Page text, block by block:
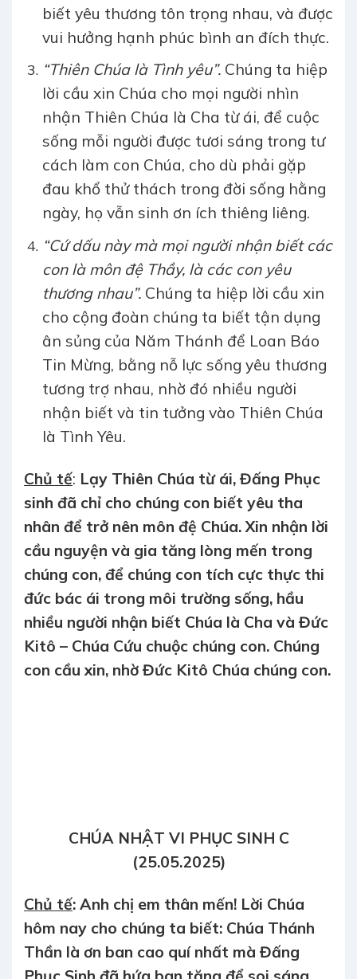
biết yêu thương tôn trọng nhau, và được
vui hưởng hạnh phúc bình an đích thực.
“Thiên Chúa là Tình yêu”.Chúng ta hiệp
lời cầu xin Chúa cho mọi người nhìn
nhận Thiên Chúa là Cha từ ái, để cuộc
sống mỗi người được tươi sáng trong tư
cách làm con Chúa, cho dù phải gặp
đau khổ thử thách trong đời sống hằng
ngày, họ vẫn sinh ơn ích thiêng liêng.
“Cứ dấu này mà mọi người nhận biết các
con là môn đệ Thầy, là các con yêu
thương nhau”. Chúng ta hiệp lời cầu xin
cho cộng đoàn chúng ta biết tận dụng
ân sủng của Năm Thánh để Loan Báo
Tin Mừng, bằng nỗ lực sống yêu thương
tương trợ nhau, nhờ đó nhiều người
nhận biết và tin tưởng vào Thiên Chúa
là Tình Yêu.
Chủ tế: Lạy Thiên Chúa từ ái, Đấng Phục
sinh đã chỉ cho chúng con biết yêu tha
nhân để trở nên môn đệ Chúa. Xin nhận lời
cầu nguyện và gia tăng lòng mến trong
chúng con, để chúng con tích cực thực thi
đức bác ái trong môi trường sống, hầu
nhiều người nhận biết Chúa là Cha và Đức
Kitô – Chúa Cứu chuộc chúng con. Chúng
con cầu xin, nhờ Đức Kitô Chúa chúng con.
CHÚA NHẬT VI PHỤC SINH C
(25.05.2025)
Chủ tế: Anh chị em thân mến! Lời Chúa
hôm nay cho chúng ta biết: Chúa Thánh
Thần là ơn ban cao quí nhất mà Đấng